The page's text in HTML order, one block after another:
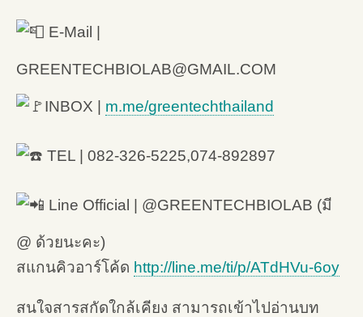
E-Mail |
GREENTECHBIOLAB@GMAIL.COM
INBOX | m.me/greentechthailand
TEL | 082-326-5225,074-892897
Line Official | @GREENTECHBIOLAB (มี
@ ด้วยนะคะ)
สแกนคิวอาร์โค้ด http://line.me/ti/p/ATdHVu-6oy
สนใจสารสกัดใกล้เคียง สามารถเข้าไปอ่านบท